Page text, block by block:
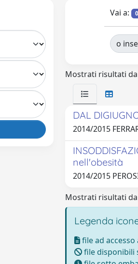
Vai a:
o
Mostrati risultati da
DAL
2014/2015
nell'obesità
2014/2015
Mostrati risultati da
Legenda
file ad
file disponibili